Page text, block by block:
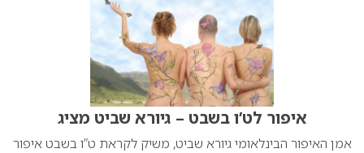
איפור לט’ו בשבט – גיורא שביט מציג
אמן האיפור הבינלאומי גיורא שביט, משיק לקראת ט”ו בשבט איפור